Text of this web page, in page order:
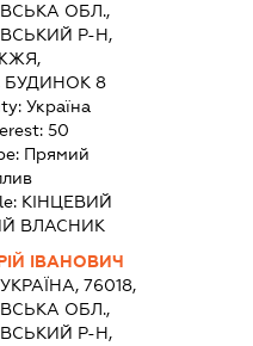
ОБЛ.,
Р-Н,
8
Україна
50
Прямий
КІНЦЕВИЙ
ВЛАСНИК
ІВАНОВИЧ
УКРАЇНА, 76018,
ОБЛ.,
Р-Н,